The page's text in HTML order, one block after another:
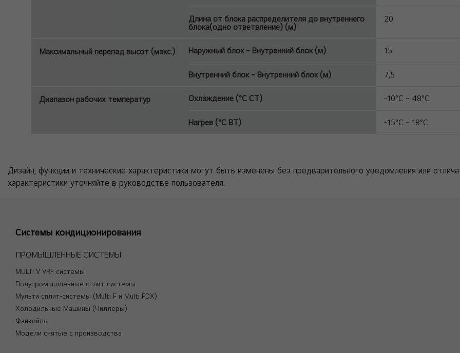
Длина от блока распределителя до внутреннего
блока(одно ответвление) (м)
20
Максимальный перепад высот (макс.) Наружный блок ~ Внутренний блок (м) 15
Внутренний блок ~ Внутренний блок (м) 7,5
Диапазон рабочих температур Охлаждение (°C СТ) -10°C ~ 48°C
Нагрев (°C ВТ) -15°C ~ 18°C
Дизайн, функции и технические характеристики могут быть изменены без предварительного уведомления или
характеристики уточняйте в руководстве пользователя.
Системы кондиционирования
ПРОМЫШЛЕННЫЕ СИСТЕМЫ
MULTI V VRF системы
Полупромышленные сплит-системы
Мульти сплит-системы (Multi F и Multi FDX)
Холодильные Машины (Чиллеры)
Фанкойлы
Модели снятые с производства